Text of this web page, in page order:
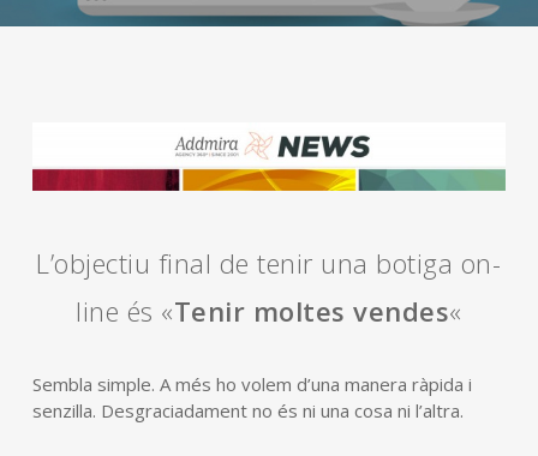
L’objectiu final de tenir una botiga on-
line és «Tenir moltes vendes«
Sembla simple. A més ho volem d’una manera ràpida i
senzilla. Desgraciadament no és ni una cosa ni l’altra.